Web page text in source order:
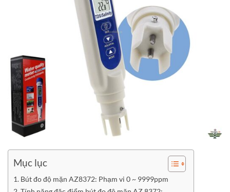
Mục lục
Bút đo độ mặn AZ8372: Phạm vi 0 ~ 9999ppm